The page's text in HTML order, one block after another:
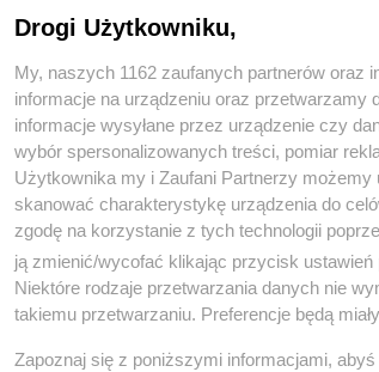
Polityka
Rosja
PiS
Drogi Użytkowniku,
My, naszych 1162 zaufanych partnerów oraz
informacje na urządzeniu oraz przetwarzamy
informacje wysyłane przez urządzenie czy
wybór spersonalizowanych treści, pomiar
Użytkownika my i Zaufani Partnerzy
skanować charakterystykę urządzenia do
zgodę na korzystanie z tych technologii
ją zmienić/wycofać klikając przycisk
Niektóre rodzaje przetwarzania danych nie
takiemu przetwarzaniu. Preferencje będą
Zapoznaj się z poniższymi informacjami,